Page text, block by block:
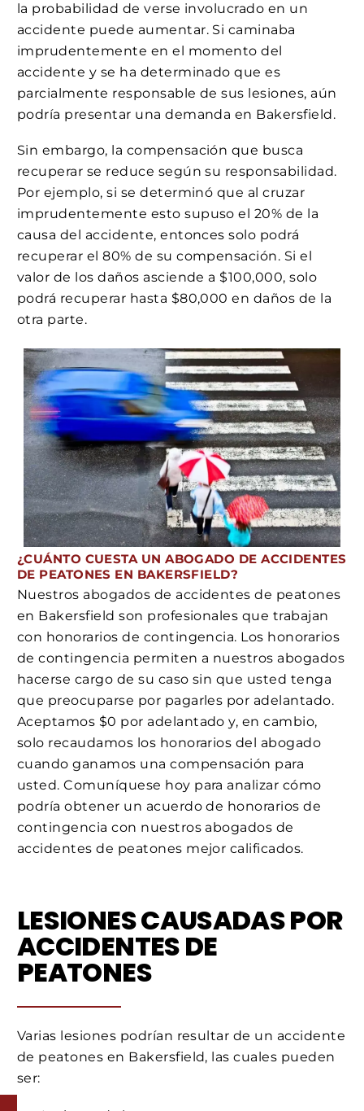
la probabilidad de verse involucrado en un
accidente puede aumentar. Si caminaba
imprudentemente en el momento del
accidente y se ha determinado que es
parcialmente responsable de sus lesiones, aún
podría presentar una demanda en Bakersfield.
Sin embargo, la compensación que busca
recuperar se reduce según su responsabilidad.
Por ejemplo, si se determinó que al cruzar
imprudentemente esto supuso el 20% de la
causa del accidente, entonces solo podrá
recuperar el 80% de su compensación. Si el
valor de los daños asciende a $100,000, solo
podrá recuperar hasta $80,000 en daños de la
otra parte.
¿CUÁNTO CUESTA UN ABOGADO DE ACCIDENTES
DE PEATONES EN BAKERSFIELD?
Nuestros abogados de accidentes de peatones
en Bakersfield son profesionales que trabajan
con honorarios de contingencia. Los honorarios
de contingencia permiten a nuestros abogados
hacerse cargo de su caso sin que usted tenga
que preocuparse por pagarles por adelantado.
Aceptamos $0 por adelantado y, en cambio,
solo recaudamos los honorarios del abogado
cuando ganamos una compensación para
usted. Comuníquese hoy para analizar cómo
podría obtener un acuerdo de honorarios de
contingencia con nuestros abogados de
accidentes de peatones mejor calificados.
LESIONES CAUSADAS POR
ACCIDENTES DE
PEATONES
Varias lesiones podrían resultar de un accidente
de peatones en Bakersfield, las cuales pueden
ser: